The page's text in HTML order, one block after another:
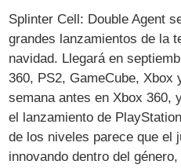
Splinter Cell: Double Agent
grandes lanzamientos de la
navidad. Llegará en
360, PS2, GameCube, Xbox
semana antes en Xbox 360,
el lanzamiento de
de los niveles parece que el
innovando dentro del